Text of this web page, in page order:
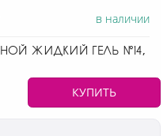
в наличии
ЖИДКИЙ ГЕЛЬ №14,
КУПИТЬ